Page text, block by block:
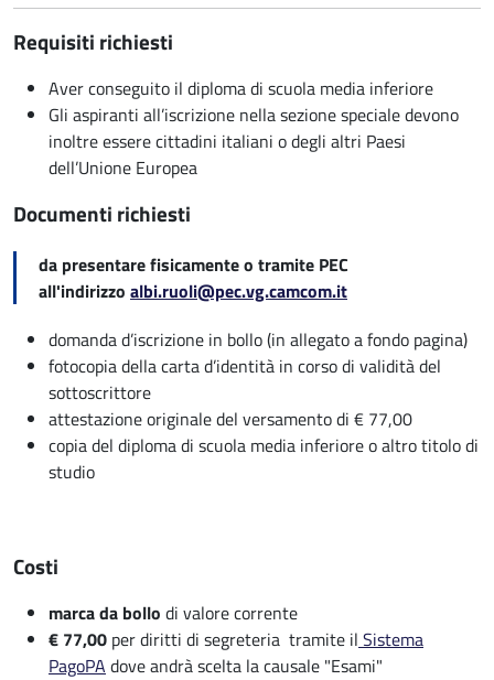
Requisiti richiesti
Aver conseguito il diploma di scuola media inferiore
Gli aspiranti all’iscrizione nella sezione speciale devono
inoltre essere cittadini italiani o degli altri Paesi
dell’Unione Europea
Documenti richiesti
da presentare fisicamente o tramite PEC
all'indirizzo albi.ruoli@pec.vg.camcom.it
domanda d’iscrizione in bollo (in allegato a fondo pagina)
fotocopia della carta d’identità in corso di validità del
sottoscrittore
attestazione originale del versamento di € 77,00
copia del diploma di scuola media inferiore o altro titolo di
studio
Costi
marca da bollo di valore corrente
€ 77,00 per diritti di segreteria tramite il Sistema
PagoPA dove andrà scelta la causale "Esami"